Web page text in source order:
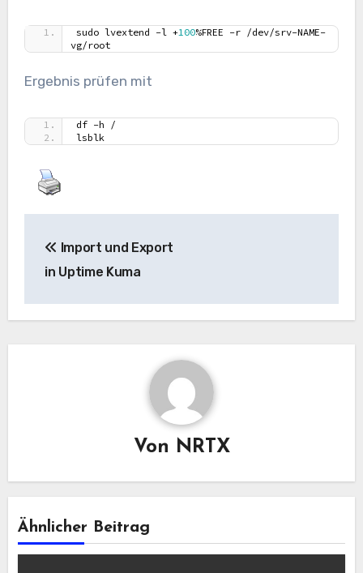
sudo lvextend -l +100%FREE -r /dev/srv-NAME-
vg/root
Ergebnis prüfen mit
df -h /
lsblk
Import und Export
in Uptime Kuma
Von NRTX
Ähnlicher Beitrag